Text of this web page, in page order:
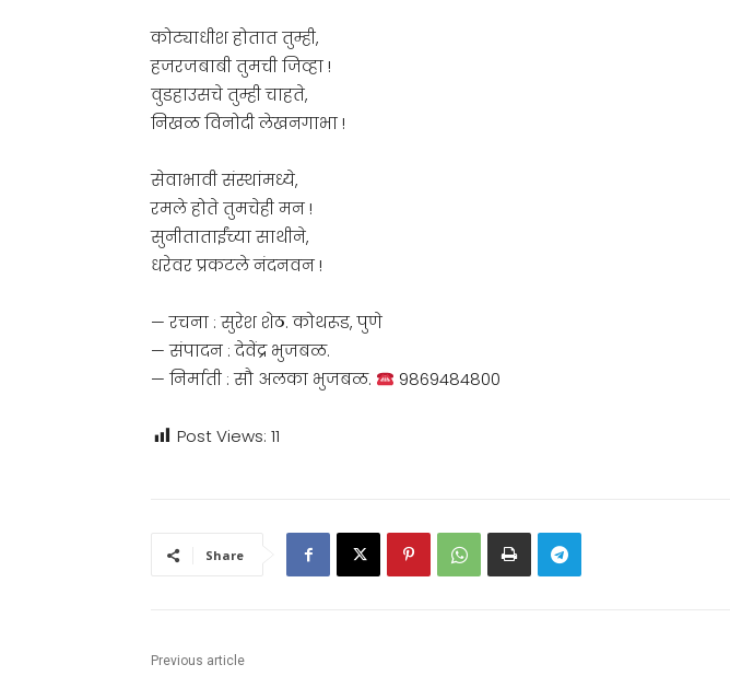
कोट्याधीश होतात तुम्ही,
हजरजबाबी तुमची जिव्हा !
वुडहाउसचे तुम्ही चाहते,
निखळ विनोदी लेखनगाभा !
सेवाभावी संस्थांमध्ये,
रमले होते तुमचेही मन !
सुनीताताईंच्या साथीने,
धरेवर प्रकटले नंदनवन !
— रचना : सुरेश शेठ. कोथरूड, पुणे
— संपादन : देवेंद्र भुजबळ.
— निर्माती : सौ अलका भुजबळ.
9869484800
Post Views: 11
Share
Previous article